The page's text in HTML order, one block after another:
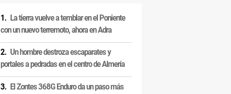
La tierra vuelve a temblar en el Poniente
con un nuevo terremoto, ahora en Adra
Un hombre destroza escaparates y
portales a pedradas en el centro de Almería
El Zontes 368G Enduro da un paso más